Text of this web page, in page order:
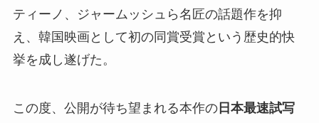
ティーノ、ジャームッシュら名匠の話題作を抑
え、韓国映画として初の同賞受賞という歴史的快
挙を成し遂げた。
この度、公開が待ち望まれる本作の日本最速試写